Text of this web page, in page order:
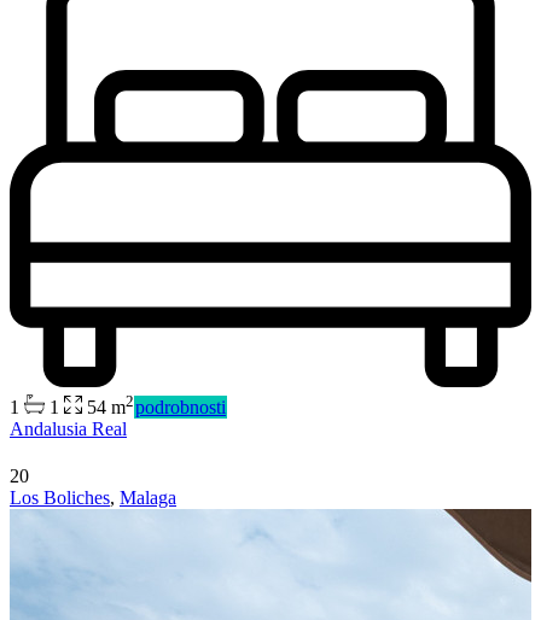
Dostupné
1 1 54 m2podrobnosti
Andalusia Real
20
Los Boliches, Malaga